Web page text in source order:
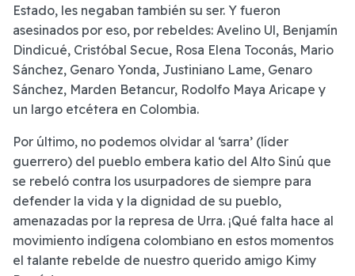
Estado, les negaban también su ser. Y fueron
asesinados por eso, por rebeldes: Avelino Ul, Benjamín
Dindicué, Cristóbal Secue, Rosa Elena Toconás, Mario
Sánchez, Genaro Yonda, Justiniano Lame, Genaro
Sánchez, Marden Betancur, Rodolfo Maya Aricape y
un largo etcétera en Colombia.
Por último, no podemos olvidar al ‘sarra’ (líder
guerrero) del pueblo embera katio del Alto Sinú que
se rebeló contra los usurpadores de siempre para
defender la vida y la dignidad de su pueblo,
amenazadas por la represa de Urra. ¡Qué falta hace al
movimiento indígena colombiano en estos momentos
el talante rebelde de nuestro querido amigo Kimy